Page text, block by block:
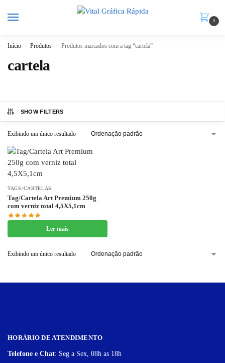
0
Início / Produtos / Produtos marcados com a tag “cartela”
cartela
SHOW FILTERS
Exibindo um único resultado
TAGS/CARTELAS
Tag/Cartela Art Premium 250g
com verniz total 4,5X5,1cm
Ler mais
Exibindo um único resultado
HORÁRIO DE ATENDIMENTO
Telefone e Chat: Seg a Sex, 08h as 18h